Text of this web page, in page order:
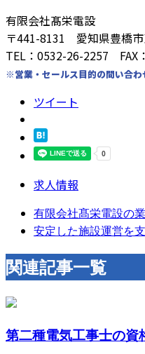
有限会社髙栄電設
〒441-8131 愛知県豊橋
TEL：0532-26-2257 FAX
※営業・セールス目的の問い合わ
ツイート
求人情報
有限会社髙栄電設の
安定した施設運営を
関連記事一覧
第二種電気工事士の資